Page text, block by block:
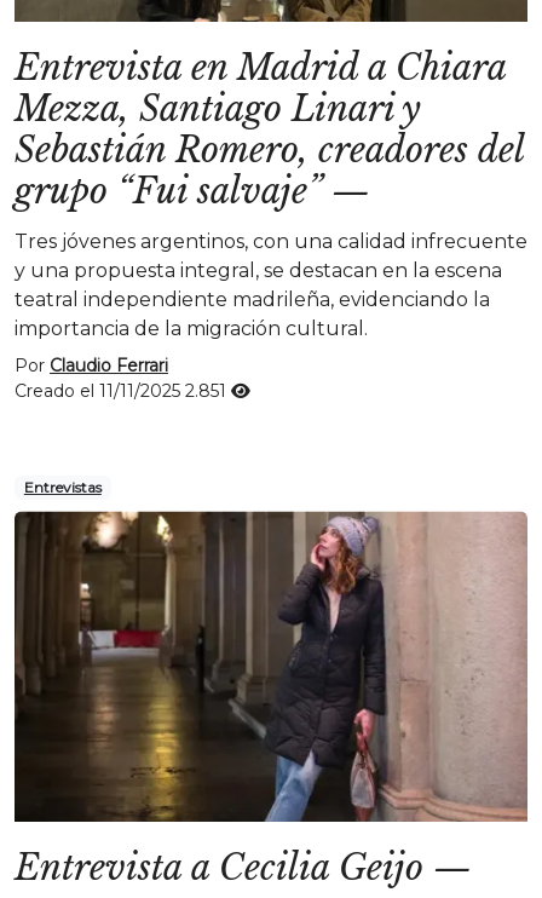
Entrevista en Madrid a Chiara
Mezza, Santiago Linari y
Sebastián Romero, creadores del
grupo “Fui salvaje”—
Tres jóvenes argentinos, con una calidad infrecuente
y una propuesta integral, se destacan en la escena
teatral independiente madrileña, evidenciando la
importancia de la migración cultural.
Por Claudio Ferrari
Creado el 11/11/2025 2.851
Entrevistas
Entrevista a Cecilia Geijo —